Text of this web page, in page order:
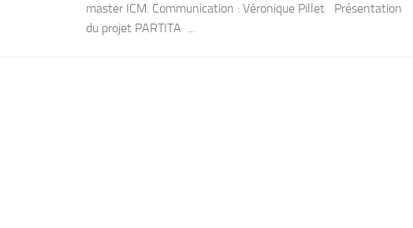
master ICM. Communication : Véronique Pillet Présentation
du projet PARTITA ...